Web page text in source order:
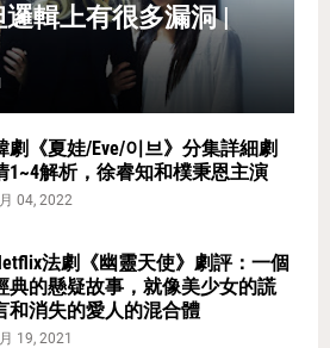
邏輯上有很多漏洞 |
劇《夏娃/Eve/이브》分集詳細劇
1~4解析，徐睿知和樸秉恩主演
04, 2022
法劇《幽靈天使》劇評：一個
典的懸疑故事，就像美少女的謊
和消失的愛人的混合體
19, 2021